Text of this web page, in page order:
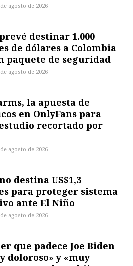
agosto de 2026
prevé destinar 1.000
de dólares a Colombia
paquete de seguridad
agosto de 2026
la apuesta de
en OnlyFans para
recortado por
agosto de 2026
destina US$1,3
para proteger sistema
ante El Niño
agosto de 2026
que padece Joe Biden
doloroso» y «muy